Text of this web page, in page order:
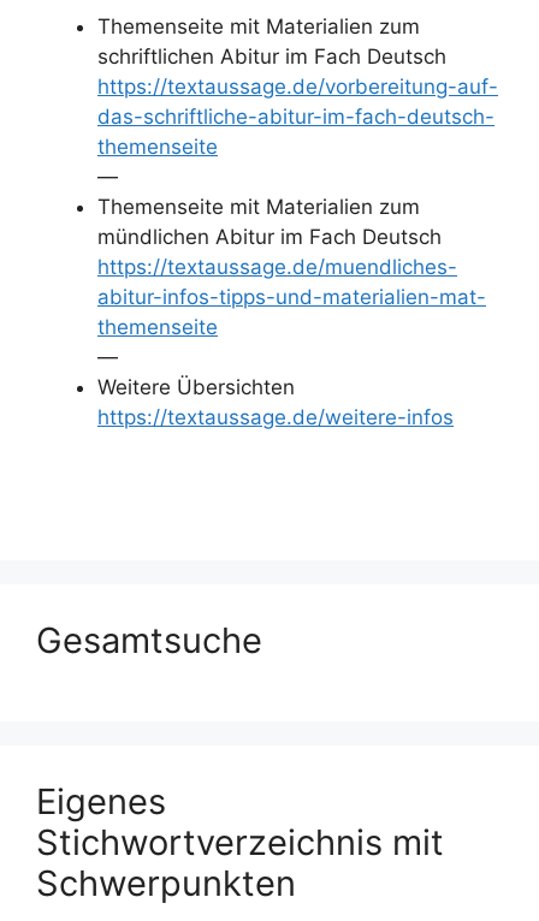
Themenseite mit Materialien zum
schriftlichen Abitur im Fach Deutsch
https://textaussage.de/vorbereitung-auf-
das-schriftliche-abitur-im-fach-deutsch-
themenseite
—
Themenseite mit Materialien zum
mündlichen Abitur im Fach Deutsch
https://textaussage.de/muendliches-
abitur-infos-tipps-und-materialien-mat-
themenseite
—
Weitere Übersichten
https://textaussage.de/weitere-infos
Gesamtsuche
Eigenes
Stichwortverzeichnis mit
Schwerpunkten